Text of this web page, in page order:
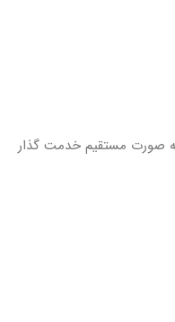
صورت مستقیم خدمت گذار